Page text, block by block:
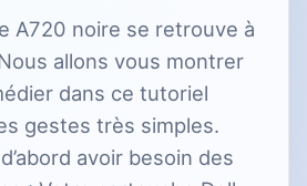
A720 noire se retrouve à
allons vous montrer
dans ce tutoriel
gestes très simples.
avoir besoin des